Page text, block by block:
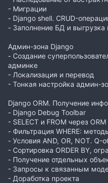
- Миграции
- Django shell. CRUD-
- Заполнение БД и
Админ-зона Django
- Создание
админке
- Локализация и перевод
- Тонкая настройка админ-
Django ORM. Получение
- Django Debug Toolbar
- SELECT и FROM через ORM
- Фильтрация WHERE:
- Условия AND, OR, NOT. Q-
- Сортировка ORDER BY,
- Получение отдельных
- Запросы к связанным
- Доработка проекта